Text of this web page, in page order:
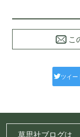
こ
ツイー
草思社ブログは